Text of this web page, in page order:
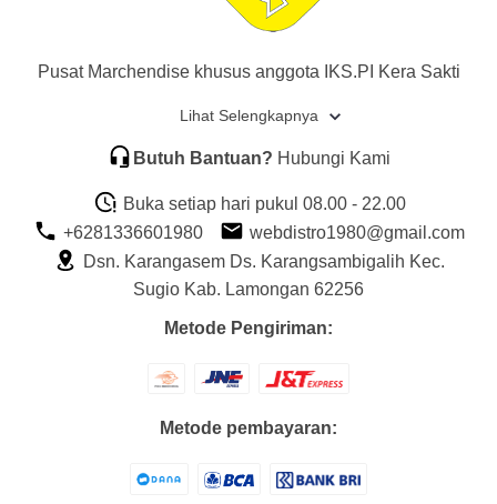
Pusat Marchendise khusus anggota IKS.PI Kera Sakti
Lihat Selengkapnya
Butuh Bantuan? Hubungi Kami
Buka setiap hari pukul 08.00 - 22.00
+6281336601980
webdistro1980@gmail.com
Dsn. Karangasem Ds. Karangsambigalih Kec.
Sugio Kab. Lamongan 62256
Metode Pengiriman:
Metode pembayaran: